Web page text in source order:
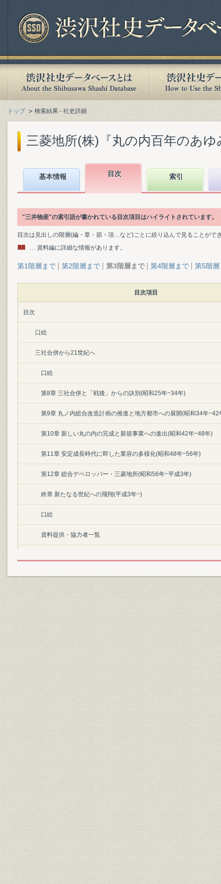
トップ 検索結果 - 社史詳細
三菱地所(株)『丸の内百年のあ
基本情報 目次 索引
"三井物産"の索引語が書かれている目次項目はハイライトされています。
目次は見出しの階層(編・章・節・項…など)ごとに絞り込んで見ることがで
… 資料編に詳細な情報があります。
第1階層まで 第2階層まで 第3階層まで 第4階層まで 第5階層
目次項目
目次
口絵
三社合併から21世紀へ
口絵
第8章 三社合併と「戦後」からの訣別(昭和25年~34年)
第9章 丸ノ内総合改造計画の推進と地方都市への展開(昭和34年~42
第10章 新しい丸の内の完成と新規事業への進出(昭和42年~48年)
第11章 安定成長時代に即した業容の多様化(昭和48年~56年)
第12章 総合デベロッパー・三菱地所(昭和56年~平成3年)
終章 新たなる世紀への飛翔(平成3年~)
口絵
資料提供・協力者一覧
編纂を終えて
昭和28年の丸の内[『丸之内総覧』丸之内興信所、昭和28年より]
平成4年の丸の内[地図使用承認(c)昭文社 昭著第930205号]
昭和26年6月当社発行の「丸ノ内略図」
昭和34年3月当社発行の「丸ノ内略図」
昭和49年9月当社発行の「丸の内略図」
天神MMビルヂング(IMS)
泉パークタウン
東京証券取引所
リゾートパークオニコウベ
ロイヤルパークホテル
ロックフェラーセンター
横浜ランドマークタワー
昭和35年ごろの丸の内
完成間近の新丸ビル(昭和27年)
東京ビルの根伐り工事(昭和25年)[『東京ビルヂング竣工記念』大